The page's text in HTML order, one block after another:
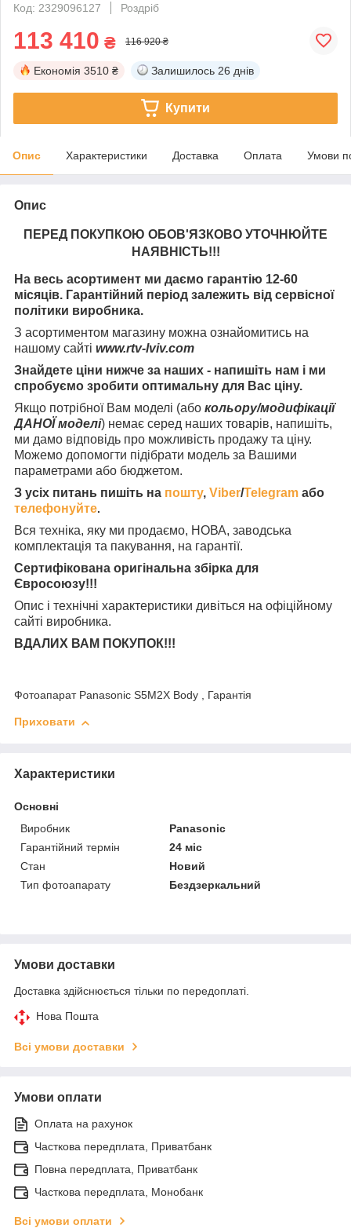
Код: 2329096127
Роздріб
113 410 ₴ 116 920 ₴
Економія 3510 ₴ Залишилось 26 днів
Купити
Опис Характеристики Доставка Оплата Умови
Опис
ПЕРЕД ПОКУПКОЮ ОБОВ'ЯЗКОВО УТОЧНЮЙТЕ
НАЯВНІСТЬ!!!
На весь асортимент ми даємо гарантію 12-60
місяців. Гарантійний період залежить від сервісної
політики виробника.
З асортиментом магазину можна ознайомитись на
нашому сайті www.rtv-lviv.com
Знайдете ціни нижче за наших - напишіть нам і ми
спробуємо зробити оптимальну для Вас ціну.
Якщо потрібної Вам моделі (або кольору/модифікації
ДАНОЇ моделі) немає серед наших товарів, напишіть,
ми дамо відповідь про можливість продажу та ціну.
Можемо допомогти підібрати модель за Вашими
параметрами або бюджетом.
З усіх питань пишіть на пошту, Viber/Telegram або
телефонуйте.
Вся техніка, яку ми продаємо, НОВА, заводська
комплектація та пакування, на гарантії.
Сертифікована оригінальна збірка для
Євросоюзу!!!
Опис і технічні характеристики дивіться на офіційному
сайті виробника.
ВДАЛИХ ВАМ ПОКУПОК!!!
Фотоапарат Panasonic S5M2X Body , Гарантія
Приховати
Характеристики
Основні
Виробник
Panasonic
Гарантійний термін
24 міс
Стан
Новий
Тип фотоапарату
Бездзеркальний
Умови доставки
Доставка здійснюється тільки по передоплаті.
Нова Пошта
Всі умови доставки
Умови оплати
Оплата на рахунок
Часткова передплата, Приватбанк
Повна передплата, Приватбанк
Часткова передплата, Монобанк
Всі умови оплати